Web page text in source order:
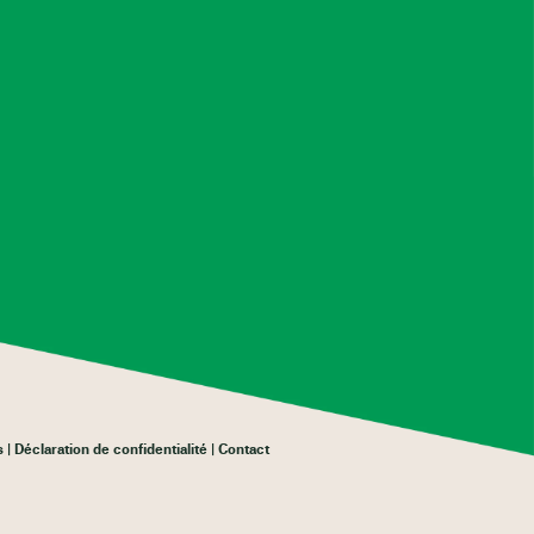
Déclaration de confidentialité Contact